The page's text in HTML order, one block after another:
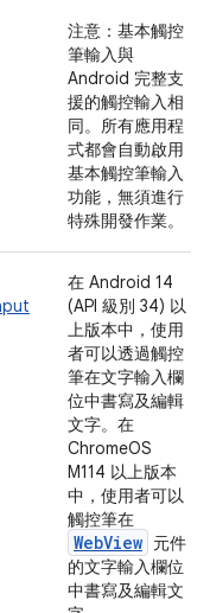
注意： 基本觸控
筆輸入與
Android 完整支
援的觸控輸入相
同。所有應用程
式都會自動啟用
基本觸控筆輸入
功能，無須進行
特殊開發作業。
在 Android 14
(API 級別 34) 以
上版本中，使用
者可以透過觸控
筆在文字輸入欄
位中書寫及編輯
文字。在
ChromeOS
M114 以上版本
中，使用者可以
觸控筆在
WebView 元件
的文字輸入欄位
中書寫及編輯文